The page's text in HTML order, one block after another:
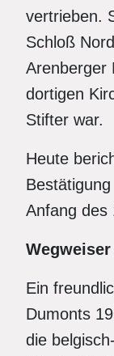
vertrieben.
Schloß
Arenberger
dortigen
Stifter war.
Heute
Anfang des
Ein
Dumonts
die